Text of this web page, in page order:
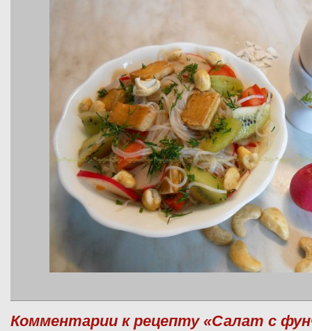
Комментарии к рецепту «Салат с